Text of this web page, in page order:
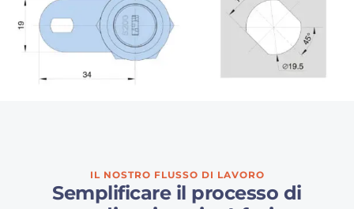
IL NOSTRO FLUSSO DI LAVORO
Semplificare il processo di